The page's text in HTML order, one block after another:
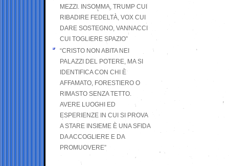
MEZZI. INSOMMA, TRUMP CUI
RIBADIRE FEDELTÀ, VOX CUI
DARE SOSTEGNO, VANNACCI
CUI TOGLIERE SPAZIO”
“CRISTO NON ABITA NEI
PALAZZI DEL POTERE, MA SI
IDENTIFICA CON CHI È
AFFAMATO, FORESTIERO O
RIMASTO SENZA TETTO.
AVERE LUOGHI ED
ESPERIENZE IN CUI SI PROVA
A STARE INSIEME È UNA SFIDA
DA ACCOGLIERE E DA
PROMUOVERE”